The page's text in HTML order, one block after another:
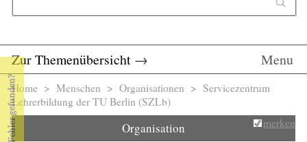
Zur Themenübersicht → Menu
Sie sind hier
Home > Menschen > Organisationen > Servicezentrum
Lehrerbildung der TU Berlin (SZLb)
Organisation merken